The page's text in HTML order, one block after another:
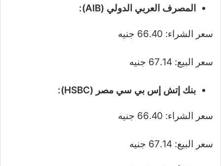
المصرف العربي الدولي (AIB):
سعر الشراء: 66.40 جنيه
سعر البيع: 67.14 جنيه
بنك إتش إس بي سي مصر (HSBC):
سعر الشراء: 66.40 جنيه
سعر البيع: 67.14 جنيه